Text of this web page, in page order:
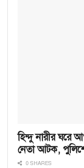
হিন্দু নারীর ঘরে
নেতা আটক,
0 SHARES